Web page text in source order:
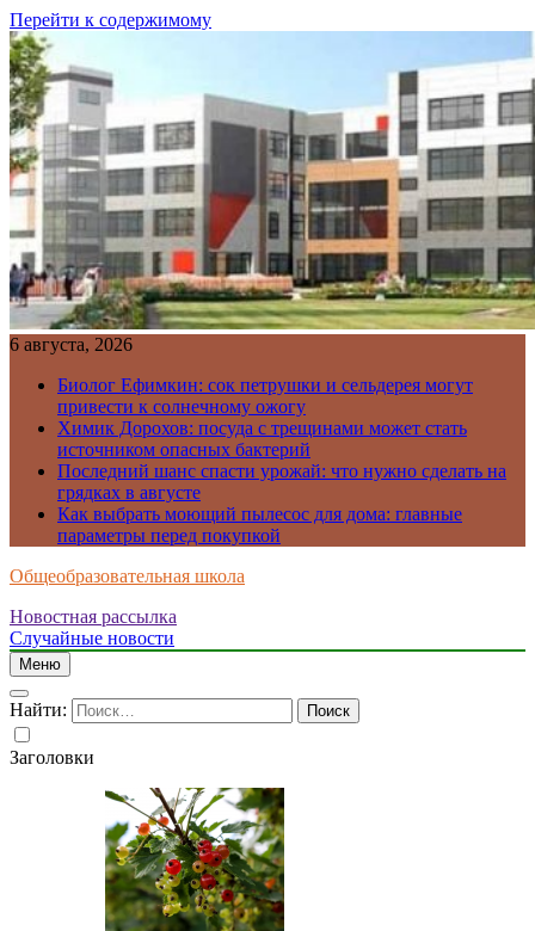
Перейти к содержимому
6 августа, 2026
Биолог Ефимкин: сок петрушки и сельдерея могут
привести к солнечному ожогу
Химик Дорохов: посуда с трещинами может стать
источником опасных бактерий
Последний шанс спасти урожай: что нужно сделать на
грядках в августе
Как выбрать моющий пылесос для дома: главные
параметры перед покупкой
Общеобразовательная школа
Новостная рассылка
Случайные новости
Меню
Найти:
Заголовки